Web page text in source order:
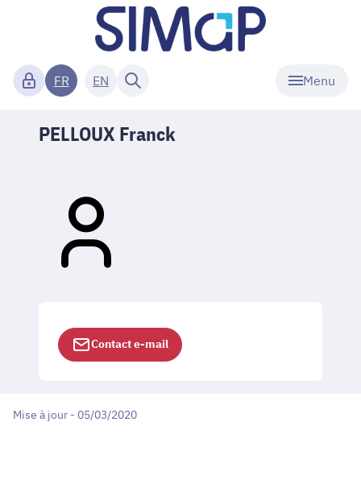
Menu
FR EN
PELLOUX Franck
Contact e-mail
Mise à jour - 05/03/2020